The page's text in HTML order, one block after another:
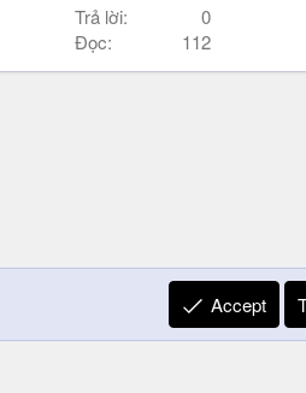
Trả lời
0
Đọc
112
Quy định và Nội quy
Accept